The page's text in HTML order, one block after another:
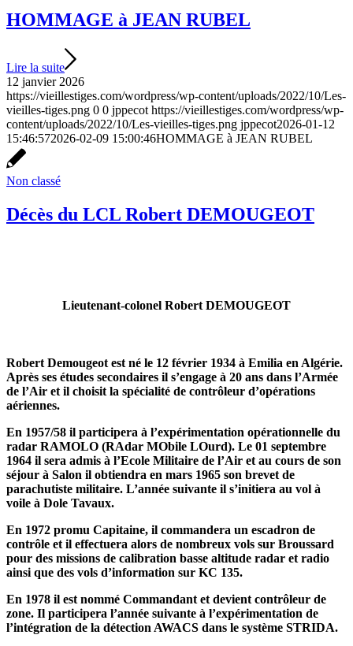
HOMMAGE à JEAN RUBEL
Lire la suite
12 janvier 2026
https://vieillestiges.com/wordpress/wp-content/uploads/2022/10/Les-
vieilles-tiges.png 0 0 jppecot https://vieillestiges.com/wordpress/wp-
content/uploads/2022/10/Les-vieilles-tiges.png jppecot2026-01-12
15:46:572026-02-09 15:00:46HOMMAGE à JEAN RUBEL
Non classé
Décès du LCL Robert DEMOUGEOT
Lieutenant-colonel Robert DEMOUGEOT
Robert Demougeot est né le 12 février 1934 à Emilia en Algérie.
Après ses études secondaires il s’engage à 20 ans dans l’Armée
de l’Air et il choisit la spécialité de contrôleur d’opérations
aériennes.
En 1957/58 il participera à l’expérimentation opérationnelle du
radar RAMOLO (RAdar MObile LOurd). Le 01 septembre
1964 il sera admis à l’Ecole Militaire de l’Air et au cours de son
séjour à Salon il obtiendra en mars 1965 son brevet de
parachutiste militaire. L’année suivante il s’initiera au vol à
voile à Dole Tavaux.
En 1972 promu Capitaine, il commandera un escadron de
contrôle et il effectuera alors de nombreux vols sur Broussard
pour des missions de calibration basse altitude radar et radio
ainsi que des vols d’information sur KC 135.
En 1978 il est nommé Commandant et devient contrôleur de
zone. Il participera l’année suivante à l’expérimentation de
l’intégration de la détection AWACS dans le système STRIDA.